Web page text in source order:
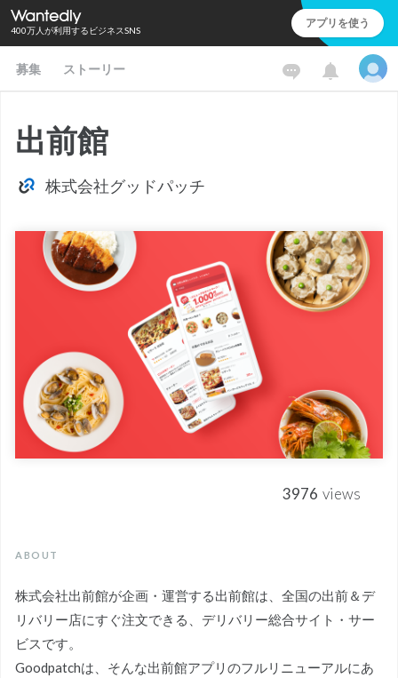
400万人が利用するビジネスSNS アプリを使う
募集 ストーリー
出前館
株式会社グッドパッチ
3976 views
ABOUT
株式会社出前館が企画・運営する出前館は、全国の出前＆デ
リバリー店にすぐ注文できる、デリバリー総合サイト・サー
ビスです。
Goodpatchは、そんな出前館アプリのフルリニューアルにあ